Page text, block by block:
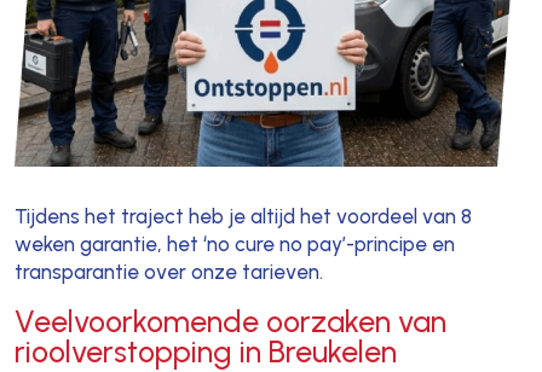
Tijdens het traject heb je altijd het voordeel van 8
weken garantie, het ‘no cure no pay’-principe en
transparantie over onze tarieven.
Veelvoorkomende oorzaken van
rioolverstopping in Breukelen